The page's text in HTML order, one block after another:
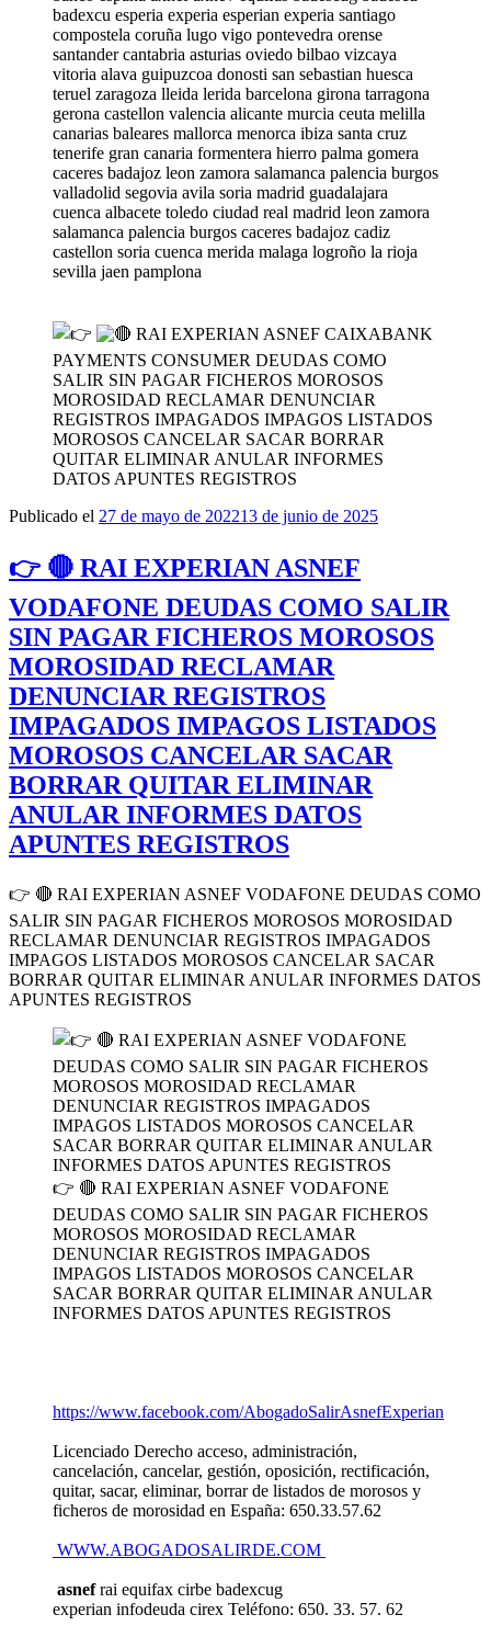
badexcu esperia experia esperian experia santiago
compostela coruña lugo vigo pontevedra orense
santander cantabria asturias oviedo bilbao vizcaya
vitoria alava guipuzcoa donosti san sebastian huesca
teruel zaragoza lleida lerida barcelona girona tarragona
gerona castellon valencia alicante murcia ceuta melilla
canarias baleares mallorca menorca ibiza santa cruz
tenerife gran canaria formentera hierro palma gomera
caceres badajoz leon zamora salamanca palencia burgos
valladolid segovia avila soria madrid guadalajara
cuenca albacete toledo ciudad real madrid leon zamora
salamanca palencia burgos caceres badajoz cadiz
castellon soria cuenca merida malaga logroño la rioja
sevilla jaen pamplona
RAI EXPERIAN ASNEF CAIXABANK
PAYMENTS CONSUMER DEUDAS COMO
SALIR SIN PAGAR FICHEROS MOROSOS
MOROSIDAD RECLAMAR DENUNCIAR
REGISTROS IMPAGADOS IMPAGOS LISTADOS
MOROSOS CANCELAR SACAR BORRAR
QUITAR ELIMINAR ANULAR INFORMES
DATOS APUNTES REGISTROS
Publicado el 27 de mayo de 202213 de junio de 2025
👉 🔴 RAI EXPERIAN ASNEF
VODAFONE DEUDAS COMO SALIR
SIN PAGAR FICHEROS MOROSOS
MOROSIDAD RECLAMAR
DENUNCIAR REGISTROS
IMPAGADOS IMPAGOS LISTADOS
MOROSOS CANCELAR SACAR
BORRAR QUITAR ELIMINAR
ANULAR INFORMES DATOS
APUNTES REGISTROS
👉 🔴 RAI EXPERIAN ASNEF VODAFONE DEUDAS COMO
SALIR SIN PAGAR FICHEROS MOROSOS MOROSIDAD
RECLAMAR DENUNCIAR REGISTROS IMPAGADOS
IMPAGOS LISTADOS MOROSOS CANCELAR SACAR
BORRAR QUITAR ELIMINAR ANULAR INFORMES DATOS
APUNTES REGISTROS
👉 🔴 RAI EXPERIAN ASNEF VODAFONE
DEUDAS COMO SALIR SIN PAGAR FICHEROS
MOROSOS MOROSIDAD RECLAMAR
DENUNCIAR REGISTROS IMPAGADOS
IMPAGOS LISTADOS MOROSOS CANCELAR
SACAR BORRAR QUITAR ELIMINAR ANULAR
INFORMES DATOS APUNTES REGISTROS
https://www.facebook.com/AbogadoSalirAsnefExperian
Licenciado Derecho acceso, administración,
cancelación, cancelar, gestión, oposición, rectificación,
quitar, sacar, eliminar, borrar de listados de morosos y
ficheros de morosidad en España: 650.33.57.62
WWW.ABOGADOSALIRDE.COM
asnefrai equifax cirbe badexcug
experian infodeuda cirex Teléfono: 650. 33. 57. 62